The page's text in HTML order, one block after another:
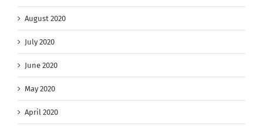
August 2020
July 2020
June 2020
May 2020
April 2020